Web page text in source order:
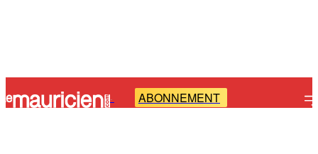
- ABONNEMENT